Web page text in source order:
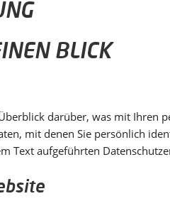
BLICK
darüber, was mit Ihren
mit denen Sie persönlich
Text aufgeführten